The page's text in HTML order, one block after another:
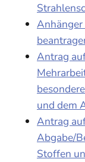
Antrag
und dem
Antrag
Abgabe/
Stoffen